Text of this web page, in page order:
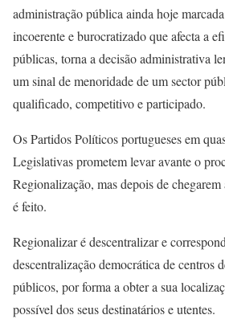
administração pública ainda hoje
incoerente e burocratizado que afecta a
públicas, torna a decisão administrativa
um sinal de menoridade de um sector
qualificado, competitivo e participado.
Os Partidos Políticos portugueses em
Legislativas prometem levar avante o
Regionalização, mas depois de
é feito.
Regionalizar é descentralizar e
descentralização democrática de centros
públicos, por forma a obter a sua
possível dos seus destinatários e utentes.